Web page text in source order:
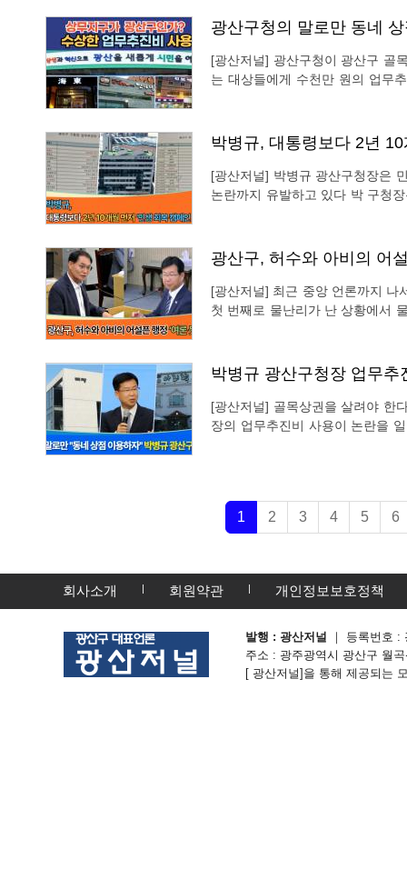
광산구청의 말로만 동네
[광산저널] 광산구청이 광산구 골
는 대상들에게 수천만 원의 업무
박병규, 대통령보다 2년
[광산저널] 박병규 광산구청장은
논란까지 유발하고 있다 박 구청
광산구, 허수와 아비의 어
[광산저널] 최근 중앙 언론까지 나
첫 번째로 물난리가 난 상황에서
박병규 광산구청장 업무추
[광산저널] 골목상권을 살려야 한
장의 업무추진비 사용이 논란을 일으키고 있다. 지난 6월 말경,
1 2 3 4 5 6
회사소개 회원약관 개인정보보호정책
발행 : 광산저널 ｜ 등록번호 :
주소 : 광주광역시 광산구 월
[ 광산저널]을 통해 제공되는